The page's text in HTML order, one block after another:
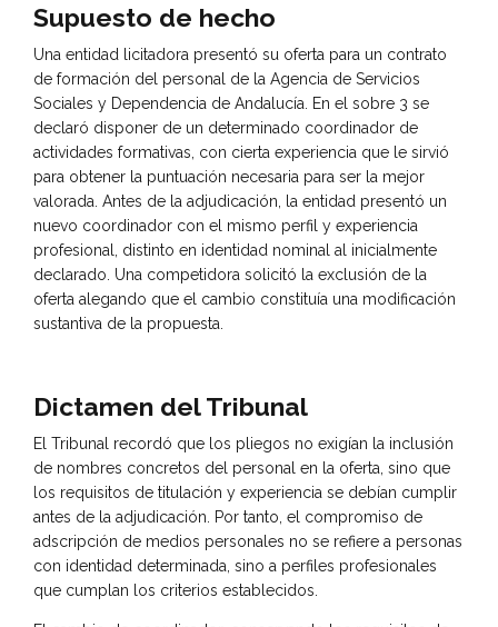
Supuesto de hecho
Una entidad licitadora presentó su oferta para un contrato
de formación del personal de la Agencia de Servicios
Sociales y Dependencia de Andalucía. En el sobre 3 se
declaró disponer de un determinado coordinador de
actividades formativas, con cierta experiencia que le sirvió
para obtener la puntuación necesaria para ser la mejor
valorada. Antes de la adjudicación, la entidad presentó un
nuevo coordinador con el mismo perfil y experiencia
profesional, distinto en identidad nominal al inicialmente
declarado. Una competidora solicitó la exclusión de la
oferta alegando que el cambio constituía una modificación
sustantiva de la propuesta.
Dictamen del Tribunal
El Tribunal recordó que los pliegos no exigían la inclusión
de nombres concretos del personal en la oferta, sino que
los requisitos de titulación y experiencia se debían cumplir
antes de la adjudicación. Por tanto, el compromiso de
adscripción de medios personales no se refiere a personas
con identidad determinada, sino a perfiles profesionales
que cumplan los criterios establecidos.